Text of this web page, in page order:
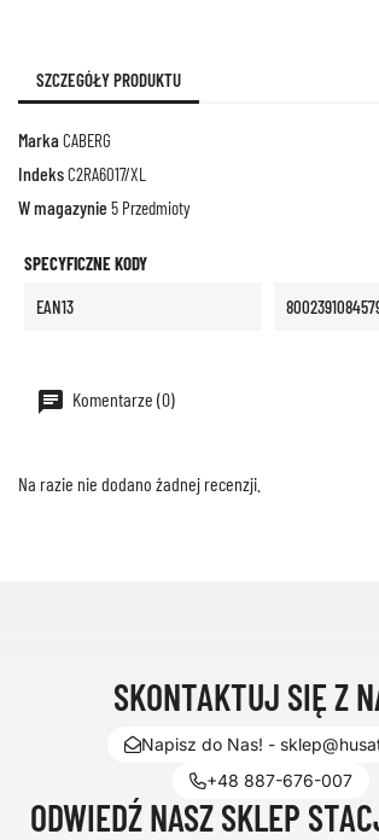
SZCZEGÓŁY PRODUKTU
MarkaCABERG
IndeksC2RA6017/XL
W magazynie 5 Przedmioty
SPECYFICZNE KODY
EAN13
Komentarze (0)
Na razie nie dodano żadnej recenzji.
SKONTAKTUJ SIĘ Z
Napisz do Nas! -
+48 887-676-007
ODWIEDŹ NASZ SKLEP